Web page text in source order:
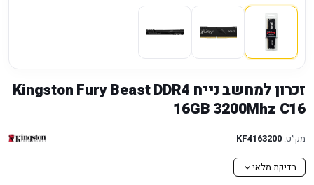
זכרון למחשב נייח Kingston Fury Beast DDR4
16GB 3200Mhz C16
מק״ט: KF4163200
בדיקת מלאי